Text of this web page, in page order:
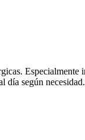
día según